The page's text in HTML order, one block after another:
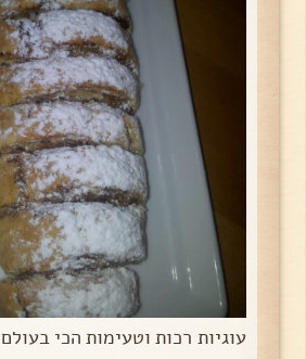
עוגיות רכות וטעימות הכי בעולם